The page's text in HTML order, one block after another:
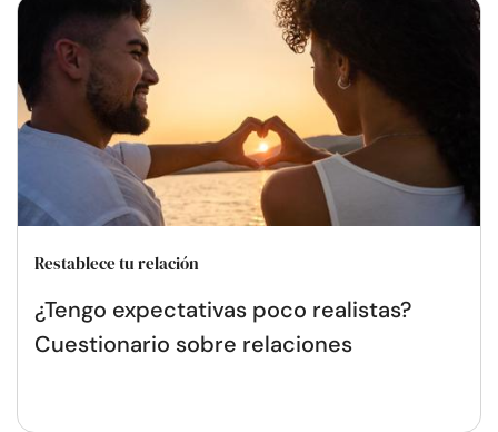
Restablece tu relación
¿Tengo expectativas poco realistas?
Cuestionario sobre relaciones